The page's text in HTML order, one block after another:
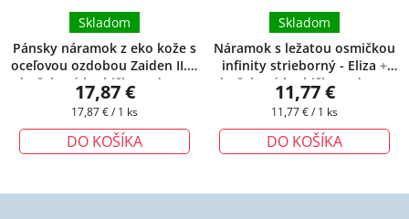
Pánsky náramok z eko kože s
oceľovou ozdobou Zaiden II.+
darčeková krabička zadarmo
Skladom
17,87 €
Jednotková
17,87 € / 1 ks
DO KOŠÍKA
Náramok s ležatou osmičkou
infinity strieborný - Eliza +
darčeková krabička zadarmo
Skladom
11,77 €
Jednotková
11,77 € / 1 ks
DO KOŠÍKA